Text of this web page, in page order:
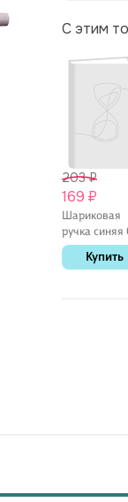
С этим
203 ₽
169 ₽
Шариковая
ручка синяя
мм,
white, BeКупить